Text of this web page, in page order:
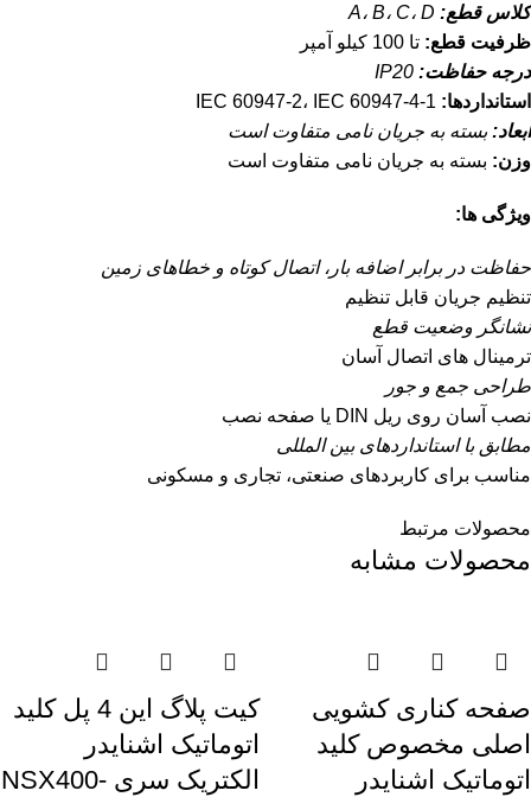
کلاس قطع:
ظرفیت قطع: تا 100 کیلو آمپر
درجه حفاظت:
استانداردها:
ابعاد: بسته به جریان نامی متفاوت است
وزن: بسته به جریان نامی متفاوت است
ویژگی ها:
حفاظت در برابر اضافه بار، اتصال کوتاه و خطاهای زمین
تنظیم جریان قابل تنظیم
نشانگر وضعیت قطع
ترمینال های اتصال آسان
طراحی جمع و جور
نصب آسان روی ریل DIN یا صفحه نصب
مطابق با استانداردهای بین المللی
مناسب برای کاربردهای صنعتی، تجاری و مسکونی
محصولات مرتبط
محصولات مشابه
صفحه کناری کشویی
اصلی مخصوص کلید
اتوماتیک اشنایدر
کيت پلاگ اين 4 پل کلید
اتوماتیک اشنایدر
الکتریک سری NSX400-